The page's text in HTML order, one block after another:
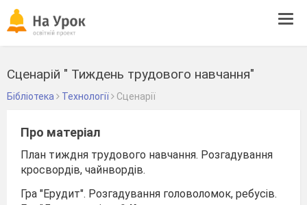
Сценарій " Тиждень трудового навчання"
Бібліотека Технології Сценарії
Про матеріал
План тиждня трудового навчання. Розгадування
кросвордів, чайнвордів.
Гра "Ерудит". Розгадування головоломок, ребусів.